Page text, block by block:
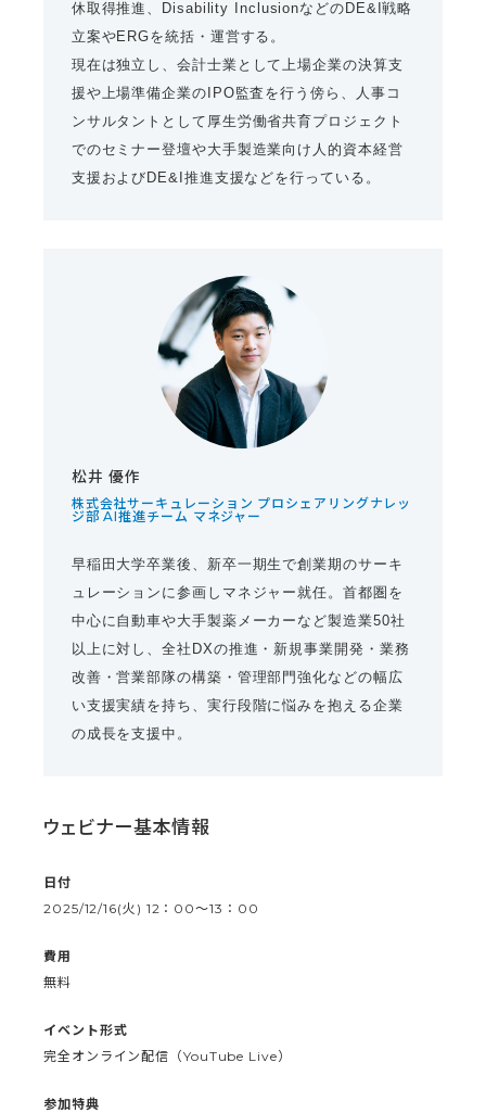
休取得推進、Disability InclusionなどのDE&I戦略
立案やERGを統括・運営する。
現在は独立し、会計士業として上場企業の決算支
援や上場準備企業のIPO監査を行う傍ら、人事コ
ンサルタントとして厚生労働省共育プロジェクト
でのセミナー登壇や大手製造業向け人的資本経営
支援およびDE&I推進支援などを行っている。
松井 優作
株式会社サーキュレーション プロシェアリングナレッ
ジ部 AI推進チーム マネジャー
早稲田大学卒業後、新卒一期生で創業期のサーキ
ュレーションに参画しマネジャー就任。首都圏を
中心に自動車や大手製薬メーカーなど製造業50社
以上に対し、全社DXの推進・新規事業開発・業務
改善・営業部隊の構築・管理部門強化などの幅広
い支援実績を持ち、実行段階に悩みを抱える企業
の成長を支援中。
ウェビナー基本情報
日付
2025/12/16(火) 12：00〜13：00
費用
無料
イベント形式
完全オンライン配信（YouTube Live）
参加特典